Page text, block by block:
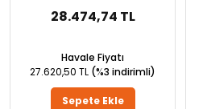
28.474,74 TL
Havale Fiyatı
27.620,50 TL (%3 indirimli)
Sepete Ekle